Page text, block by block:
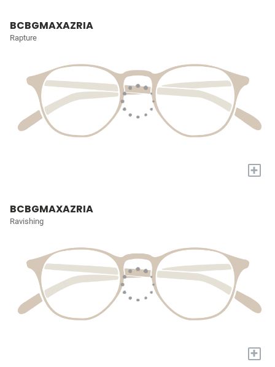
BCBGMAXAZRIA
Rapture
+
BCBGMAXAZRIA
Ravishing
+